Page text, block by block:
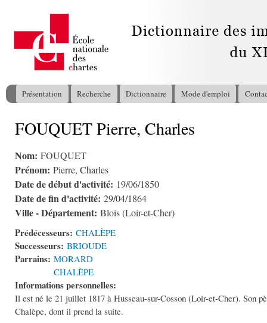
Menu principal
Présentation Recherche Dictionnaire Mode d'emploi
Vous êtes ici
FOUQUET Pierre, Charles
Nom: FOUQUET
Prénom: Pierre, Charles
Date de début d'activité: 19/06/1850
Date de fin d'activité: 29/04/1864
Ville - Département: Blois (Loir-et-Cher)
Prédécesseurs: CHALÈPE
Successeurs: BRIOUDE
Parrains: MORARD
CHALÈPE
Informations personnelles:
Il est né le 21 juillet 1817 à Husseau-sur-Cosson (Loir-et-Cher). Son
Chalèpe, dont il prend la suite.